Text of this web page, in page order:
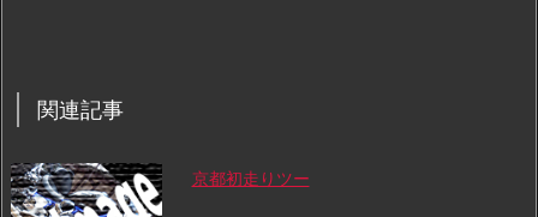
関連記事
京都初走りツー